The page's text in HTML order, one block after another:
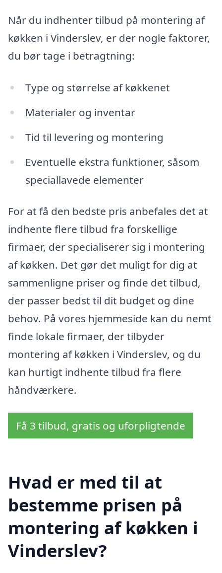
Når du indhenter tilbud på montering af
køkken i Vinderslev, er der nogle faktorer,
du bør tage i betragtning:
Type og størrelse af køkkenet
Materialer og inventar
Tid til levering og montering
Eventuelle ekstra funktioner, såsom
speciallavede elementer
For at få den bedste pris anbefales det at
indhente flere tilbud fra forskellige
firmaer, der specialiserer sig i montering
af køkken. Det gør det muligt for dig at
sammenligne priser og finde det tilbud,
der passer bedst til dit budget og dine
behov. På vores hjemmeside kan du nemt
finde lokale firmaer, der tilbyder
montering af køkken i Vinderslev, og du
kan hurtigt indhente tilbud fra flere
håndværkere.
Få 3 tilbud, gratis og uforpligtende
Hvad er med til at
bestemme prisen på
montering af køkken i
Vinderslev?